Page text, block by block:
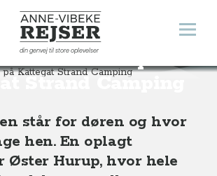
Anne-Vibeke Rejser
din genvej til store oplevelser
Åbn
efterårsferie på
Strand Camping
Danmark Skøn efterårsferie på Kattegat Strand Camping
står for døren og hvor
hen. En oplagt
Øster Hurup, hvor hele